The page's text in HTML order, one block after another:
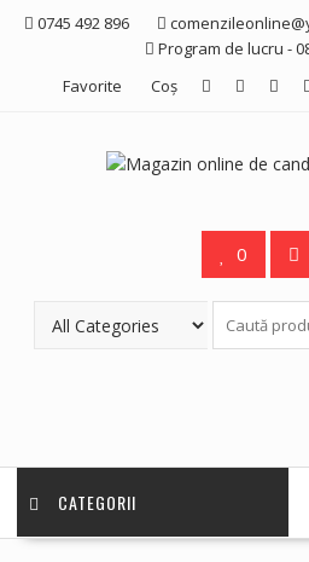
Skip 0745 492 896
Program de lucru -
Favorite
Coş
0
CATEGORII